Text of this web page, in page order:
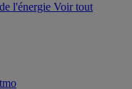
l'énergie Voir tout